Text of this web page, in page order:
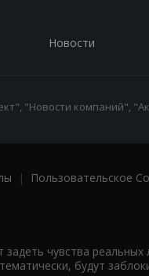
Новости
"Новости компаний",
| Пользовательское
чувства реальных
будут